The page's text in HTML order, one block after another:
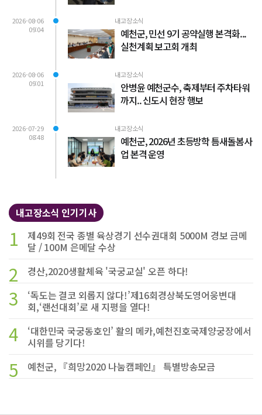
2026-08-06
09:04
내고장소식
예천군, 민선 9기 공약실행 본격화...
실천계획 보고회 개최
2026-08-06
09:01
내고장소식
안병윤 예천군수, 축제부터 주차타워
까지.. 신도시 현장 행보
2026-07-29
08:48
내고장소식
예천군, 2026년 초등방학 틈새돌봄사
업 본격 운영
내고장소식 인기기사
1
제49회 전국 종별 육상경기 선수권대회 5000M 경보 금메
달 / 100M 은메달 수상
2 경산,2020생활체육 '국궁교실' 오픈 하다!
3
‘독도는 결코 외롭지 않다!’제16회경상북도영어웅변대
회,‘랜선대회’로 새 지평을 열다!
4
‘대한민국 국궁동호인’ 활의 메카,예천진호국제양궁장에서
시위를 당기다!
5 예천군, 『희망2020 나눔캠페인』 특별방송모금